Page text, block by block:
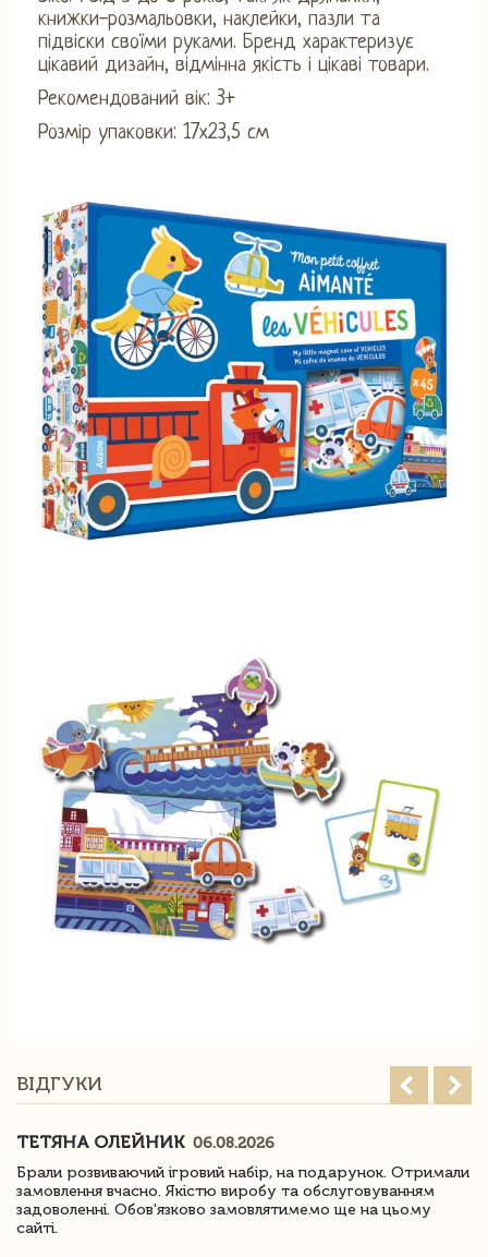
книжки-розмальовки, наклейки, пазли та
підвіски своїми руками. Бренд характеризує
цікавий дизайн, відмінна якість і цікаві товари.
Рекомендований вік: 3+
Розмір упаковки: 17х23,5 см
ВІДГУКИ
ТЕТЯНА ОЛЕЙНИК 06.08.2026
Брали розвиваючий ігровий набір, на подарунок. Отримали
замовлення вчасно. Якістю виробу та обслуговуванням
задоволенні. Обов'язково замовлятимемо ще на цьому
сайті.